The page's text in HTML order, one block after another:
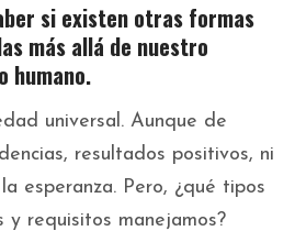
si existen otras formas
más allá de nuestro
humano.
universal. Aunque de
resultados positivos, ni
esperanza. Pero, ¿qué tipos
y requisitos manejamos?